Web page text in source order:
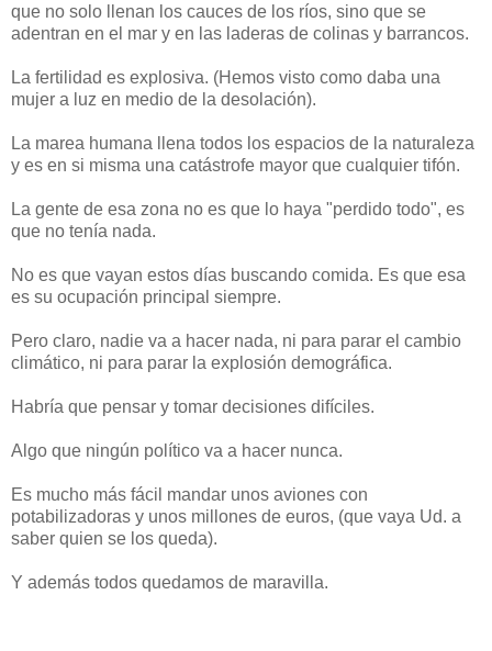
que no solo llenan los cauces de los ríos, sino que se
adentran en el mar y en las laderas de colinas y barrancos.
La fertilidad es explosiva. (Hemos visto como daba una
mujer a luz en medio de la desolación).
La marea humana llena todos los espacios de la naturaleza
y es en si misma una catástrofe mayor que cualquier tifón.
La gente de esa zona no es que lo haya "perdido todo", es
que no tenía nada.
No es que vayan estos días buscando comida. Es que esa
es su ocupación principal siempre.
Pero claro, nadie va a hacer nada, ni para parar el cambio
climático, ni para parar la explosión demográfica.
Habría que pensar y tomar decisiones difíciles.
Algo que ningún político va a hacer nunca.
Es mucho más fácil mandar unos aviones con
potabilizadoras y unos millones de euros, (que vaya Ud. a
saber quien se los queda).
Y además todos quedamos de maravilla.